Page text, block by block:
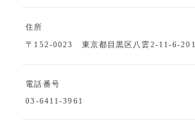
住所
〒152-0023 東京都目黒区八雲2-11-6-201
電話番号
03-6411-3961